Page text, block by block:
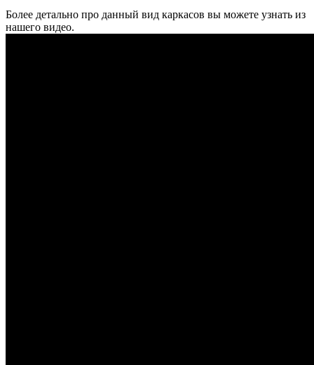
Более детально про данный вид каркасов вы можете узнать из
нашего видео.